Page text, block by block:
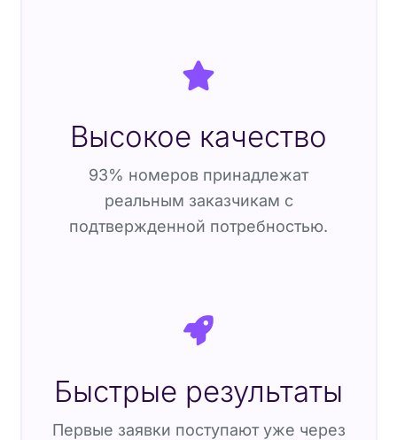
Высокое качество
93% номеров принадлежат
реальным заказчикам с
подтвержденной потребностью.
Быстрые результаты
Первые заявки поступают уже через